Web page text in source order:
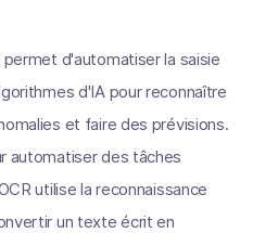
d'automatiser la saisie
d'IA pour reconnaître
et faire des prévisions.
automatiser des tâches
utilise la reconnaissance
un texte écrit en